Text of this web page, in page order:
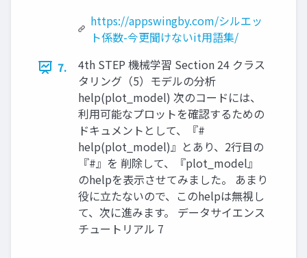
https://appswingby.com/シルエッ
ト係数-今更聞けないit用語集/
7.
4th STEP 機械学習 Section 24 クラス
タリング（5）モデルの分析
help(plot_model) 次のコードには、
利用可能なプロットを確認するための
ドキュメントとして、『#
help(plot_model)』とあり、2行目の
『#』を 削除して、『plot_model』
のhelpを表示させてみました。 あまり
役に立たないので、このhelpは無視し
て、次に進みます。 データサイエンス
チュートリアル 7